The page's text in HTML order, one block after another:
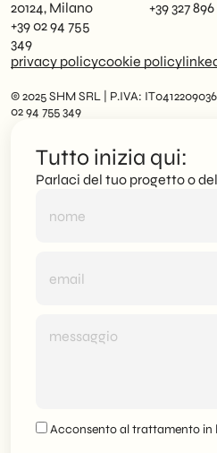
20124, Milano
+39 02 94 755
349
+39 327
privacy policycookie policy
© 2025 SHM SRL | P.IVA:
02 94 755 349
Tutto inizia qui:
Parlaci del tuo progetto o
Acconsento al trattamento in